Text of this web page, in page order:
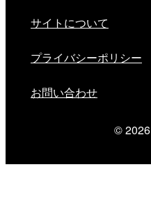
サイトについて
プライバシーポリシー
お問い合わせ
© 2026